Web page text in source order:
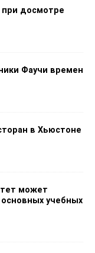
досмотре
Фаучи времен
в Хьюстоне
может
учебных